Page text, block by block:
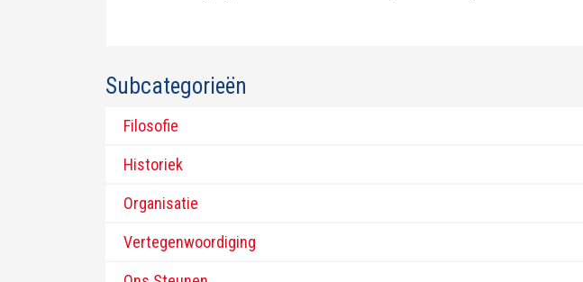
Subcategorieën
Filosofie
Historiek
Organisatie
Vertegenwoordiging